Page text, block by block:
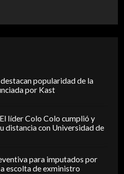
popularidad de la
por Kast
líder Colo Colo cumplió y
distancia con Universidad de
para imputados por
escolta de exministro